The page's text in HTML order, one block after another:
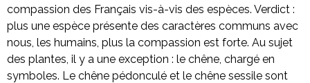
compassion des Français vis-à-vis des espèces. Verdict :
plus une espèce présente des caractères communs avec
nous, les humains, plus la compassion est forte. Au sujet
des plantes, il y a une exception : le chêne, chargé en
symboles. Le chêne pédonculé et le chêne sessile sont